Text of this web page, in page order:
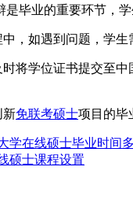
毕业的重要环节，
，如遇到问题，学
将学位证书提交至
新免联考硕士项目的毕
学在线硕士毕业时间
硕士课程设置